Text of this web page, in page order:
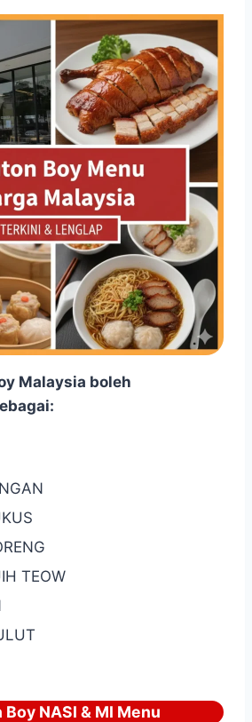
Malaysia boleh
TEOW
Boy NASI & MI Menu